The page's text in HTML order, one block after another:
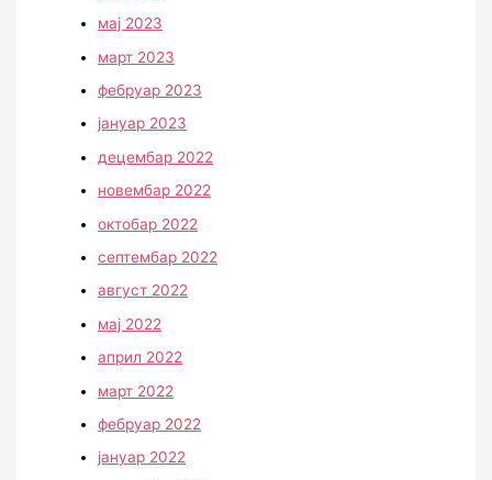
мај 2023
март 2023
фебруар 2023
јануар 2023
децембар 2022
новембар 2022
октобар 2022
септембар 2022
август 2022
мај 2022
април 2022
март 2022
фебруар 2022
јануар 2022